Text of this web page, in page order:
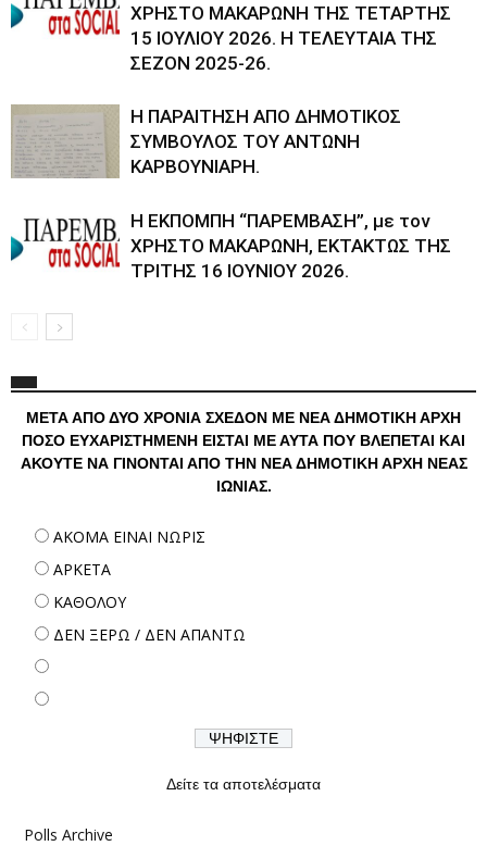
ΧΡΗΣΤΟ ΜΑΚΑΡΩΝΗ ΤΗΣ ΤΕΤΑΡΤΗΣ
15 ΙΟΥΛΙΟΥ 2026. Η ΤΕΛΕΥΤΑΙΑ ΤΗΣ
ΣΕΖΟΝ 2025-26.
Η ΠΑΡΑΙΤΗΣΗ ΑΠΟ ΔΗΜΟΤΙΚΟΣ
ΣΥΜΒΟΥΛΟΣ ΤΟΥ ΑΝΤΩΝΗ
ΚΑΡΒΟΥΝΙΑΡΗ.
Η ΕΚΠΟΜΠΗ “ΠΑΡΕΜΒΑΣΗ”, με τον
ΧΡΗΣΤΟ ΜΑΚΑΡΩΝΗ, ΕΚΤΑΚΤΩΣ ΤΗΣ
ΤΡΙΤΗΣ 16 ΙΟΥΝΙΟΥ 2026.
ΜΕΤΑ ΑΠΟ ΔΥΟ ΧΡΟΝΙΑ ΣΧΕΔΟΝ ΜΕ ΝΕΑ ΔΗΜΟΤΙΚΗ ΑΡΧΗ
ΠΟΣΟ ΕΥΧΑΡΙΣΤΗΜΕΝΗ ΕΙΣΤΑΙ ΜΕ ΑΥΤΑ ΠΟΥ ΒΛΕΠΕΤΑΙ ΚΑΙ
ΑΚΟΥΤΕ ΝΑ ΓΙΝΟΝΤΑΙ ΑΠΟ ΤΗΝ ΝΕΑ ΔΗΜΟΤΙΚΗ ΑΡΧΗ ΝΕΑΣ
ΙΩΝΙΑΣ.
ΑΚΟΜΑ ΕΙΝΑΙ ΝΩΡΙΣ
ΑΡΚΕΤΑ
ΚΑΘΟΛΟΥ
ΔΕΝ ΞΕΡΩ / ΔΕΝ ΑΠΑΝΤΩ
Δείτε τα αποτελέσματα
Polls Archive